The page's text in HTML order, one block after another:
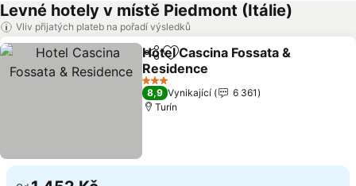
Levné hotely v místě Piedmont (Itálie)
Vliv přijatých plateb na pořadí výsledků
SdíletPřidat na seznam oblíbených
Hotel Cascina Fossata &
Residence
Ukázat ceny
3 Počet hvězdiček
8,9 Vynikající
6 361
Turín